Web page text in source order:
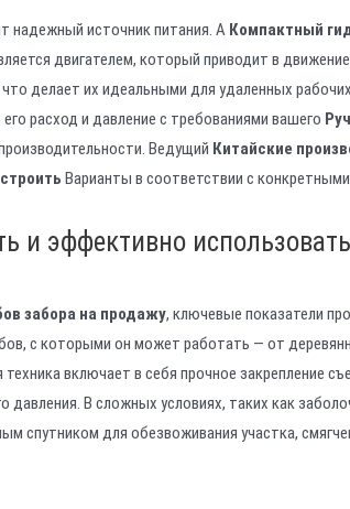
надежный источник питания. A Компактный
двигателем, который приводит в
что делает их идеальными для удаленных
расход и давление с требованиями вашего
Ведущий Китайские
Варианты в соответствии с
и эффективно
забора на продажу, ключевые показатели
с которыми он может работать — от
включает в себя прочное закрепление
В сложных условиях, таких как
спутником для обезвоживания участка,